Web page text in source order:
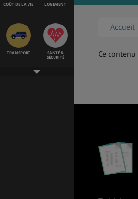
COÛT DE LA VIE LOGEMENT
TRANSPORT
SANTÉ &
SÉCURITÉ
Accueil
Ce